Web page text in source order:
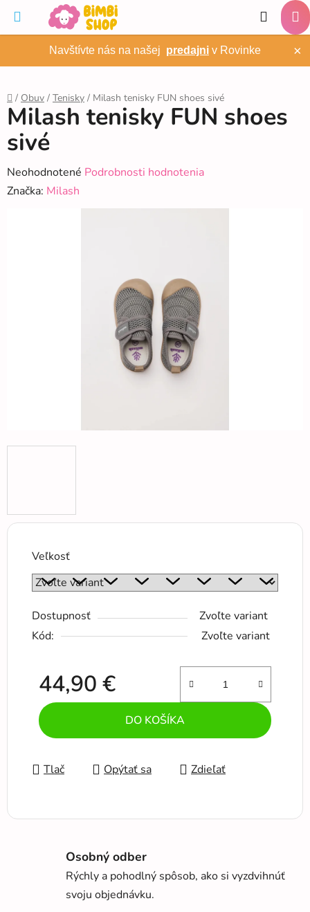
obsah
Navštívte nás na našej predajni v Rovinke ×
Hľadať
Domov
/ Obuv / Tenisky / Milash tenisky FUN shoes sivé
Veľkosť
Dostupnosť
Zvoľte variant
Kód:
Zvoľte variant
44,90 €
Jednotková cena:
DO KOŠÍKA
Tlač Opýtať sa Zdieľať
Milash tenisky FUN shoes
sivé
Priemerné
hodnotenie
Neohodnotené Podrobnosti hodnotenia
Značka: Milash
Osobný odber
Rýchly a pohodlný spôsob, ako si vyzdvihnúť
svoju objednávku.